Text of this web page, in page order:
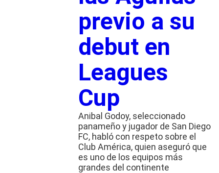
previo a su
debut en
Leagues
Cup
Anibal Godoy, seleccionado
panameño y jugador de San Diego
FC, habló con respeto sobre el
Club América, quien aseguró que
es uno de los equipos más
grandes del continente